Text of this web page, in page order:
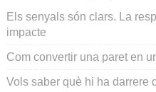
Els senyals són clars. La
impacte
Com convertir una paret en
Vols saber què hi ha darrere